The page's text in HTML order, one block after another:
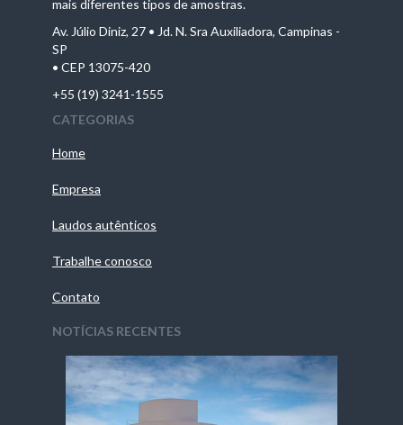
mais diferentes tipos de amostras.
Av. Júlio Diniz, 27 • Jd. N. Sra Auxiliadora, Campinas -
SP
• CEP 13075-420
+55 (19) 3241-1555
CATEGORIAS
Home
Empresa
Laudos autênticos
Trabalhe conosco
Contato
NOTÍCIAS RECENTES